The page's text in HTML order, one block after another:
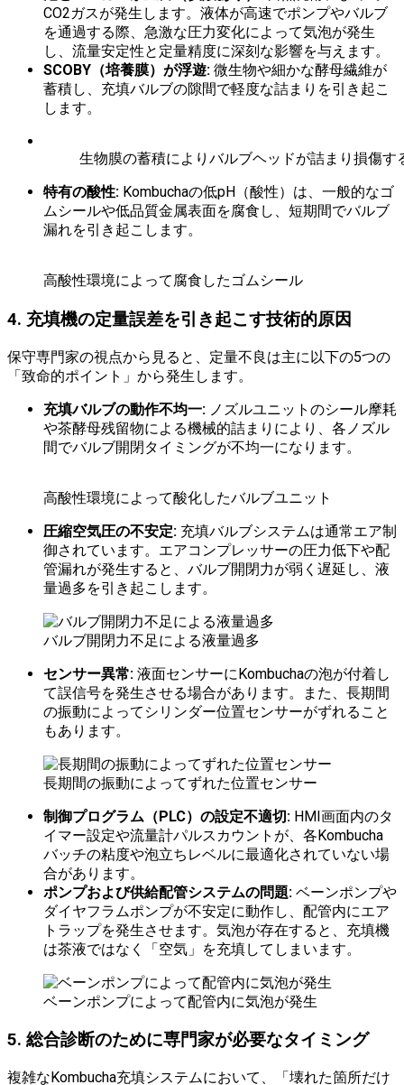
CO2ガスが発生します。液体が高速でポンプやバルブ
を通過する際、急激な圧力変化によって気泡が発生
し、流量安定性と定量精度に深刻な影響を与えます。
SCOBY（培養膜）が浮遊: 微生物や細かな酵母繊維が
蓄積し、充填バルブの隙間で軽度な詰まりを引き起こ
します。
生物膜の蓄積によりバルブヘッドが詰まり損傷す
特有の酸性: Kombuchaの低pH（酸性）は、一般的なゴ
ムシールや低品質金属表面を腐食し、短期間でバルブ
漏れを引き起こします。
高酸性環境によって腐食したゴムシール
4. 充填機の定量誤差を引き起こす技術的原因
保守専門家の視点から見ると、定量不良は主に以下の5つの
「致命的ポイント」から発生します。
充填バルブの動作不均一: ノズルユニットのシール摩耗
や茶酵母残留物による機械的詰まりにより、各ノズル
間でバルブ開閉タイミングが不均一になります。
高酸性環境によって酸化したバルブユニット
圧縮空気圧の不安定: 充填バルブシステムは通常エア制
御されています。エアコンプレッサーの圧力低下や配
管漏れが発生すると、バルブ開閉力が弱く遅延し、液
量過多を引き起こします。
バルブ開閉力不足による液量過多
センサー異常: 液面センサーにKombuchaの泡が付着し
て誤信号を発生させる場合があります。また、長期間
の振動によってシリンダー位置センサーがずれること
もあります。
長期間の振動によってずれた位置センサー
制御プログラム（PLC）の設定不適切: HMI画面内のタ
イマー設定や流量計パルスカウントが、各Kombucha
バッチの粘度や泡立ちレベルに最適化されていない場
合があります。
ポンプおよび供給配管システムの問題: ベーンポンプや
ダイヤフラムポンプが不安定に動作し、配管内にエア
トラップを発生させます。気泡が存在すると、充填機
は茶液ではなく「空気」を充填してしまいます。
ベーンポンプによって配管内に気泡が発生
5. 総合診断のために専門家が必要なタイミング
複雑なKombucha充填システムにおいて、「壊れた箇所だけ